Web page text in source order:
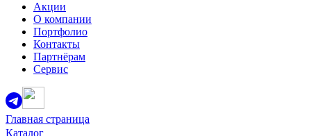
Акции
О компании
Портфолио
Контакты
Партнёрам
Сервис
Главная страница
Каталог